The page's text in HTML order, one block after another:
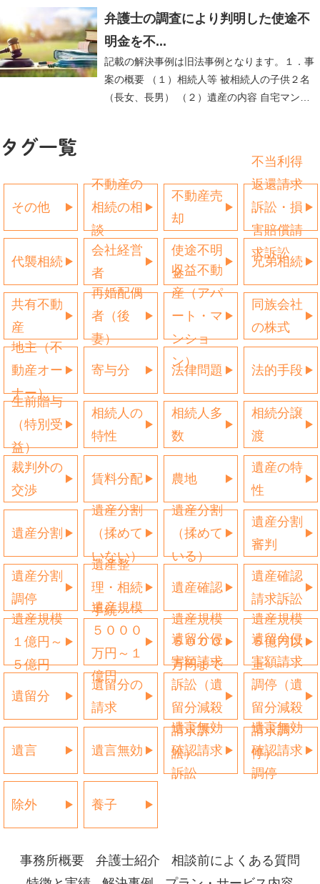
弁護士の調査により判明した使途不
明金を不...
記載の解決事例は旧法事例となります。１．事
案の概要 （１）相続人等 被相続人の子供２名
（長女、長男） （２）遺産の内容 自宅マン…
タグ一覧
その他
不動産の
相続の相
談
不動産売
却
不当利得
返還請求
訴訟・損
害賠償請
求訴訟
代襲相続
会社経営
者
使途不明
金
兄弟相続
共有不動
産
再婚配偶
者（後
妻）
収益不動
産（アパ
ート・マ
ンショ
ン）
同族会社
の株式
地主（不
動産オー
ナー）
寄与分 法律問題 法的手段
生前贈与
（特別受
益）
相続人の
特性
相続人多
数
相続分譲
渡
裁判外の
交渉
賃料分配 農地
遺産の特
性
遺産分割
遺産分割
（揉めて
いない）
遺産分割
（揉めて
いる）
遺産分割
審判
遺産分割
調停
遺産整
理・相続
手続
遺産確認
遺産確認
請求訴訟
遺産規模
１億円～
５億円
遺産規模
５０００
万円～１
億円
遺産規模
５０００
万円まで
遺産規模
５億円以
上
遺留分
遺留分の
請求
遺留分侵
害額請求
訴訟（遺
留分減殺
請求訴
訟）
遺留分侵
害額請求
調停（遺
留分減殺
請求調
停）
遺言 遺言無効
遺言無効
確認請求
訴訟
遺言無効
確認請求
調停
除外 養子
事務所概要 弁護士紹介
相談前によくある質問